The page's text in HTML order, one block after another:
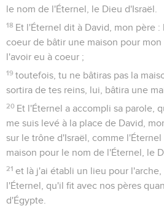
le nom de l'Éternel, le Dieu d'Israël.
18 Et l'Éternel dit à David, mon père :
coeur de bâtir une maison pour
l'avoir eu à coeur ;
19 toutefois, tu ne bâtiras pas la
sortira de tes reins, lui, bâtira une
20 Et l'Éternel a accompli sa parole,
me suis levé à la place de David,
sur le trône d'Israël, comme
maison pour le nom de l'Éternel, le
21 et là j'ai établi un lieu pour
l'Éternel, qu'il fit avec nos pères
d'Égypte.